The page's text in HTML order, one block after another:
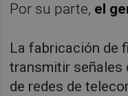
Por su parte, el
La fabricación de
transmitir señales
de redes de